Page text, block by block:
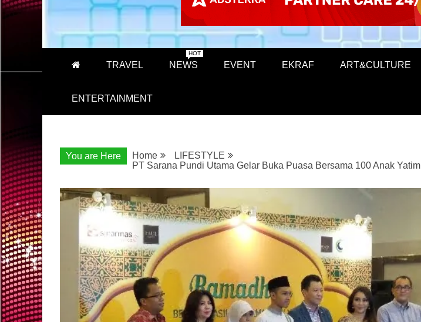
TRAVEL NEWS
HOT
EVENT EKRAF ART&CULTURE
ENTERTAINMENT
You are Here Home
LIFESTYLE
PT Sarana Pundi Utama Gelar Buka Puasa Bersama 100 Anak Yatim